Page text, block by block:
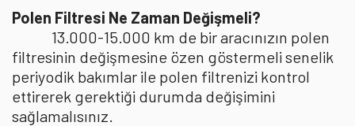
Polen Filtresi Ne Zaman Değişmeli?
13.000-15.000 km de bir aracınızın polen
filtresinin değişmesine özen göstermeli senelik
periyodik bakımlar ile polen filtrenizi kontrol
ettirerek gerektiği durumda değişimini
sağlamalısınız.